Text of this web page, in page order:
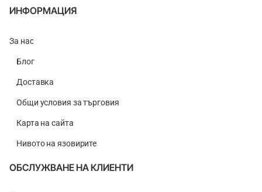
ИНФОРМАЦИЯ
За нас
Блог
Доставка
Общи условия за търговия
Карта на сайта
Нивото на язовирите
ОБСЛУЖВАНЕ НА КЛИЕНТИ